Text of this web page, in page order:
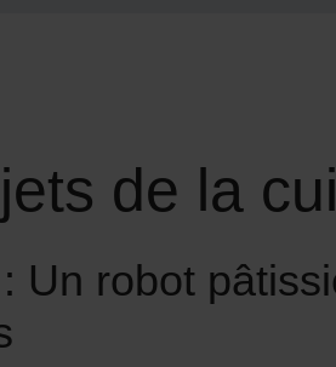
de la
Un robot